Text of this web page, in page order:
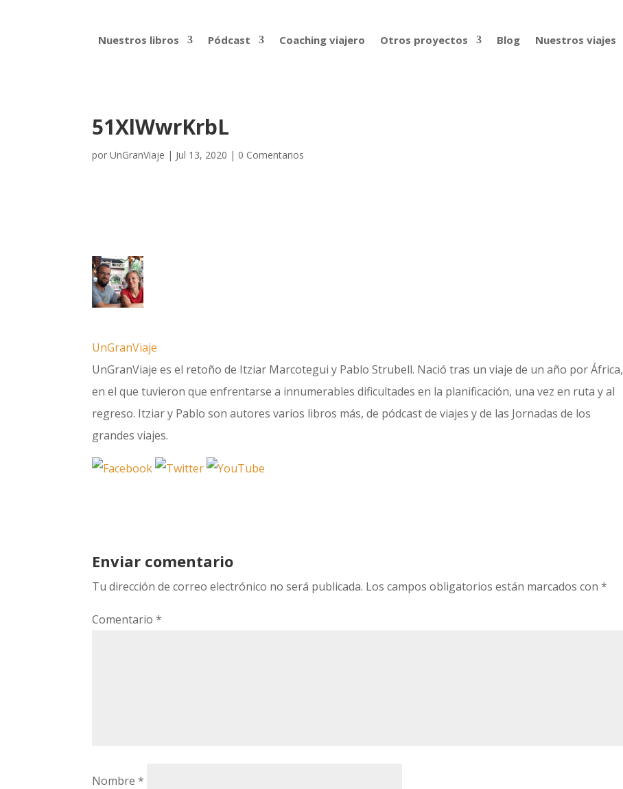
Nuestros libros Pódcast Coaching viajero Otros proyectos Blog Nuestros viajes
51XlWwrKrbL
porUnGranViaje | Jul 13, 2020 | 0 Comentarios
UnGranViaje
UnGranViaje es el retoño de Itziar Marcotegui y Pablo Strubell. Nació tras un viaje de un año por África,
en el que tuvieron que enfrentarse a innumerables dificultades en la planificación, una vez en ruta y al
regreso. Itziar y Pablo son autores varios libros más, de pódcast de viajes y de las Jornadas de los
grandes viajes.
Enviar comentario
Tu dirección de correo electrónico no será publicada. Los campos obligatorios están marcados con*
Comentario*
Nombre*